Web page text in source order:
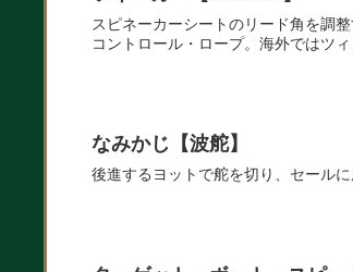
スピネーカーシートのリード角を調
コントロール・ロープ。海外ではツィ
なみかじ【波舵】
後進するヨットで舵を切り、セール